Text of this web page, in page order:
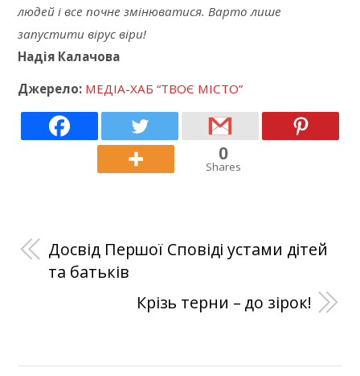
людей і все почне змінюватися. Варто лише
запустити вірус віри!
Надія Калачова
Джерело: МЕДІА-ХАБ “ТВОЄ МІСТО”
0
Shares
Досвід Першої Сповіді устами дітей
та батьків
Крізь терни – до зірок!